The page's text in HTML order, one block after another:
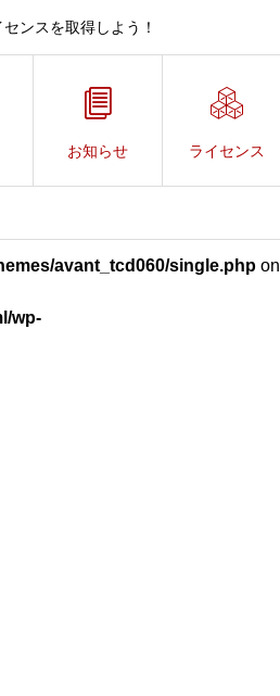
ンスを取得しよう！
お知らせ ライセンス
avant_tcd060/single.php on
wp-